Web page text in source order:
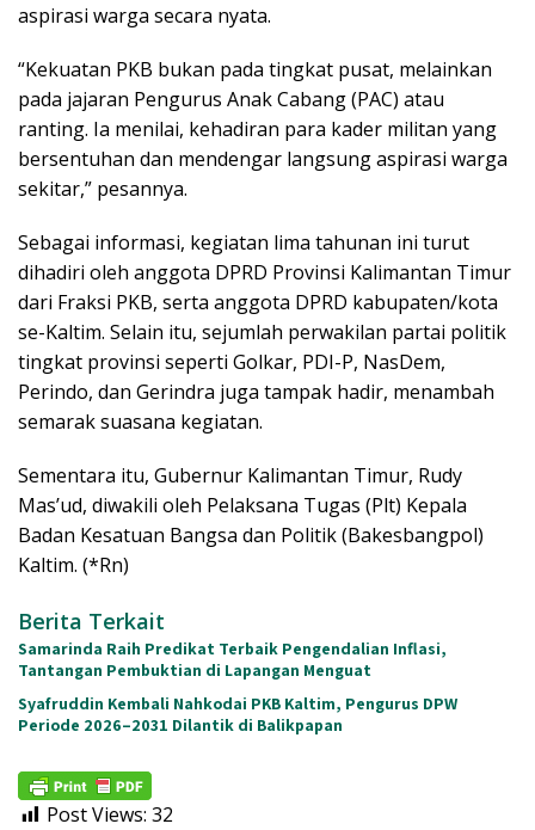
aspirasi warga secara nyata.
“Kekuatan PKB bukan pada tingkat pusat, melainkan
pada jajaran Pengurus Anak Cabang (PAC) atau
ranting. Ia menilai, kehadiran para kader militan yang
bersentuhan dan mendengar langsung aspirasi warga
sekitar,” pesannya.
Sebagai informasi, kegiatan lima tahunan ini turut
dihadiri oleh anggota DPRD Provinsi Kalimantan Timur
dari Fraksi PKB, serta anggota DPRD kabupaten/kota
se-Kaltim. Selain itu, sejumlah perwakilan partai politik
tingkat provinsi seperti Golkar, PDI-P, NasDem,
Perindo, dan Gerindra juga tampak hadir, menambah
semarak suasana kegiatan.
Sementara itu, Gubernur Kalimantan Timur, Rudy
Mas’ud, diwakili oleh Pelaksana Tugas (Plt) Kepala
Badan Kesatuan Bangsa dan Politik (Bakesbangpol)
Kaltim. (*Rn)
Berita Terkait
Samarinda Raih Predikat Terbaik Pengendalian Inflasi,
Tantangan Pembuktian di Lapangan Menguat
Syafruddin Kembali Nahkodai PKB Kaltim, Pengurus DPW
Periode 2026–2031 Dilantik di Balikpapan
Post Views: 32